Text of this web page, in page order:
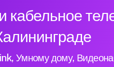
Умному дому,